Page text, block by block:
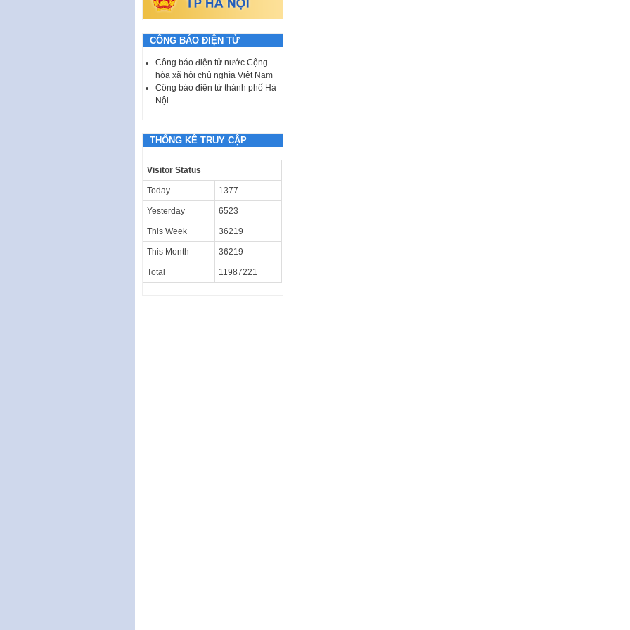
CÔNG BÁO ĐIỆN TỬ
Công báo điện tử nước Cộng
hòa xã hội chủ nghĩa Việt Nam
Công báo điện tử thành phố Hà
Nội
THỐNG KÊ TRUY CẬP
Visitor Status
Today 1377
Yesterday 6523
This Week 36219
This Month 36219
Total 11987221